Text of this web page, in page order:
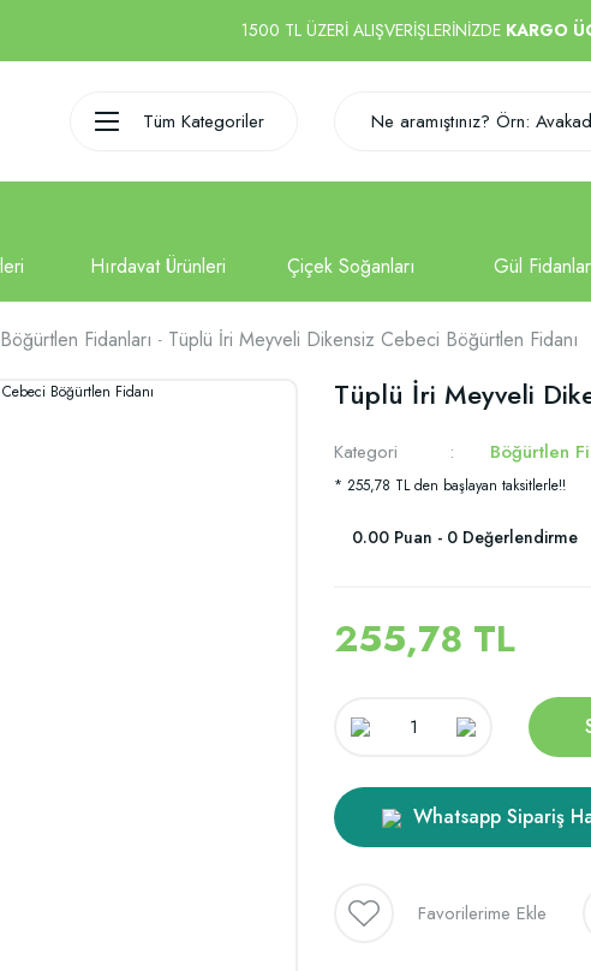
1500 TL ÜZERİ ALIŞVERİŞLERİNİZDE KARGO
Tüm Kategoriler
Böğürtlen Fidanları Tüplü İri Meyveli Dikensiz Cebeci Böğürtlen Fidanı
Tüplü İri Meyveli
Kategori Böğürtlen
* 255,78 TL den başlayan taksitlerle!!
0.00 Puan - 0 Değerlendirme
255,78 TL
Whatsapp Sipariş